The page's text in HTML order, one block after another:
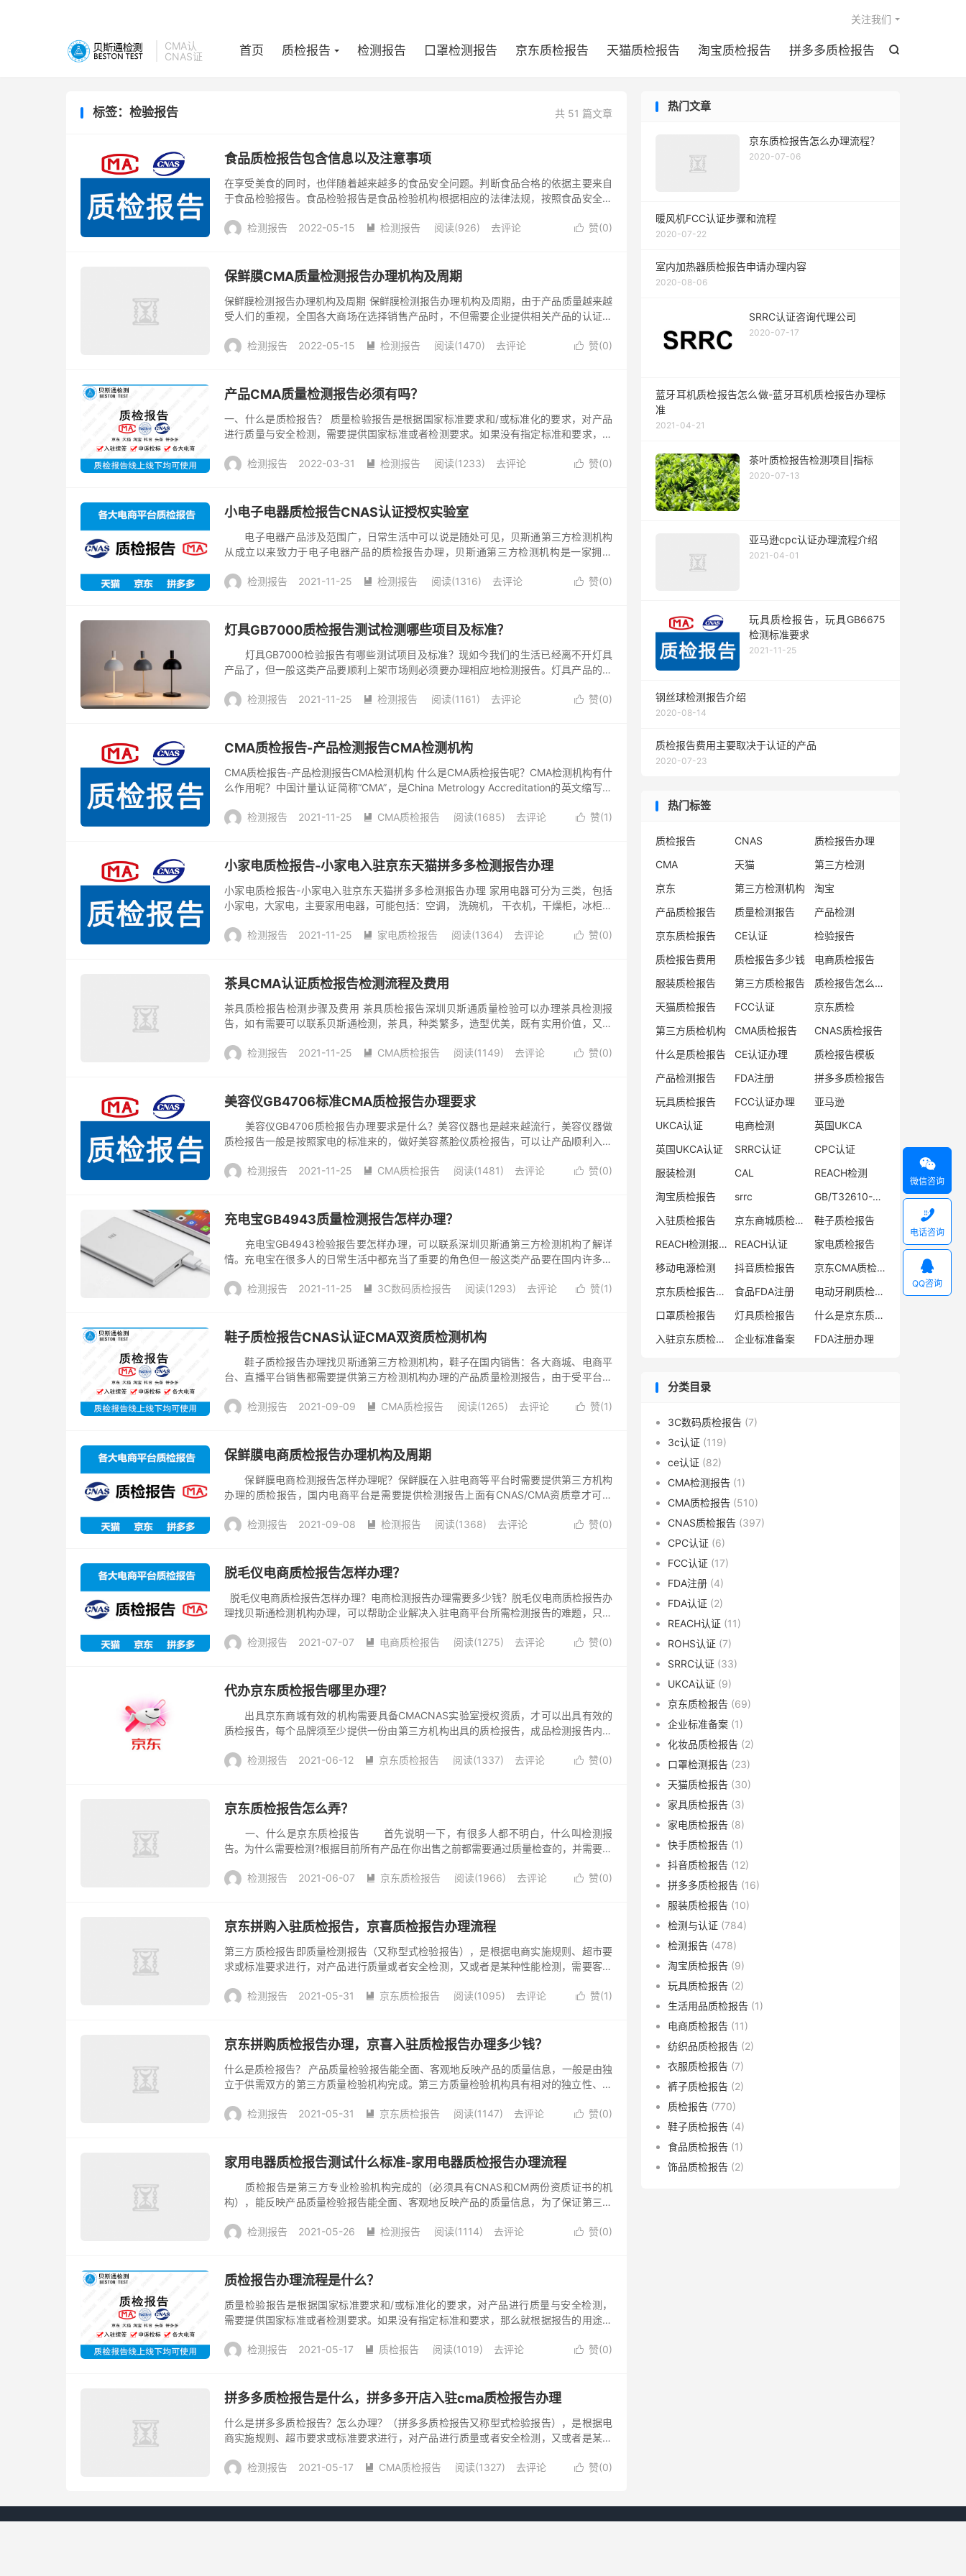
CMA认
CNAS证

首页 质检报告 检测报告 口罩检测报告 京东质检报告 天猫质检报告 淘宝质检报告 拼多多质检报告
关注我们
共 51 篇文章
标签：检验报告
食品质检报告包含信息以及注意事项
在享受美食的同时，也伴随着越来越多的食品安全问题。判断食品合格的依据主要来自
于食品检验报告。食品检验报告是食品检验机构根据相应的法律法规，按照食品安全标
构的资质水平...
 赞(0)
检测报告 2022-05-15  检测报告 阅读(926) 去评论
保鲜膜CMA质量检测报告办理机构及周期
保鲜膜检测报告办理机构及周期 保鲜膜检测报告办理机构及周期，由于产品质量越来越
受人们的重视，全国各大商场在选择销售产品时，不但需要企业提供相关产品的认证证
量检验报...
 赞(0)
检测报告 2022-05-15  检测报告 阅读(1470) 去评论
产品CMA质量检测报告必须有吗？
一、什么是质检报告？ 质量检验报告是根据国家标准要求和/或标准化的要求，对产品
进行质量与安全检测，需要提供国家标准或者检测要求。如果没有指定标准和要求，那
门、事...
 赞(0)
检测报告 2022-03-31  检测报告 阅读(1233) 去评论
小电子电器质检报告CNAS认证授权实验室
电子电器产品涉及范围广，日常生活中可以说是随处可见，贝斯通第三方检测机构
从成立以来致力于电子电器产品的质检报告办理，贝斯通第三方检测机构是一家拥有
（EMC）...
 赞(0)
检测报告 2021-11-25  检测报告 阅读(1316) 去评论
灯具GB7000质检报告测试检测哪些项目及标准？
灯具GB7000检验报告有哪些测试项目及标准？现如今我们的生活已经离不开灯具
产品了，但一般这类产品要顺利上架市场则必须要办理相应地检测报告。灯具产品的做
 赞(0)
检测报告 2021-11-25  检测报告 阅读(1161) 去评论
CMA质检报告-产品检测报告CMA检测机构
CMA质检报告-产品检测报告CMA检测机构 什么是CMA质检报告呢？CMA检测机构有什
么作用呢？中国计量认证简称“CMA”，是China Metrology Accreditation的英文缩写，
 赞(1)
检测报告 2021-11-25  CMA质检报告 阅读(1685) 去评论
小家电质检报告-小家电入驻京东天猫拼多多检测报告办理
小家电质检报告-小家电入驻京东天猫拼多多检测报告办理 家用电器可分为三类，包括
小家电，大家电，主要家用电器，可能包括：空调， 洗碗机， 干衣机，干燥柜，冰柜，
型...
 赞(0)
检测报告 2021-11-25  家电质检报告 阅读(1364) 去评论
茶具CMA认证质检报告检测流程及费用
茶具质检报告检测步骤及费用 茶具质检报告深圳贝斯通质量检验可以办理茶具检测报
告，如有需要可以联系贝斯通检测，茶具，种类繁多，造型优美，既有实用价值，又富
是饮茶习俗，...
 赞(0)
检测报告 2021-11-25  CMA质检报告 阅读(1149) 去评论
美容仪GB4706标准CMA质检报告办理要求
美容仪GB4706质检报告办理要求是什么？美容仪器也是越来越流行，美容仪器做
质检报告一般是按照家电的标准来的，做好美容蒸脸仪质检报告，可以让产品顺利入驻
来看看。...
 赞(0)
检测报告 2021-11-25  CMA质检报告 阅读(1481) 去评论
充电宝GB4943质量检测报告怎样办理？
充电宝GB4943检验报告要怎样办理，可以联系深圳贝斯通第三方检测机构了解详
情。充电宝在很多人的日常生活中都充当了重要的角色但一般这类产品要在国内许多电
以...
 赞(1)
检测报告 2021-11-25  3C数码质检报告 阅读(1293) 去评论
鞋子质检报告CNAS认证CMA双资质检测机构
鞋子质检报告办理找贝斯通第三方检测机构，鞋子在国内销售：各大商城、电商平
台、直播平台销售都需要提供第三方检测机构办理的产品质量检测报告，由于受平台对
CNAS/CMA...
 赞(1)
检测报告 2021-09-09  CMA质检报告 阅读(1265) 去评论
保鲜膜电商质检报告办理机构及周期
保鲜膜电商检测报告怎样办理呢？保鲜膜在入驻电商等平台时需要提供第三方机构
办理的质检报告，国内电商平台是需要提供检测报告上面有CNAS/CMA资质章才可以
检...
 赞(0)
检测报告 2021-09-08  检测报告 阅读(1368) 去评论
脱毛仪电商质检报告怎样办理？
脱毛仪电商质检报告怎样办理？电商检测报告办理需要多少钱？脱毛仪电商质检报告办
理找贝斯通检测机构办理，可以帮助企业解决入驻电商平台所需检测报告的难题，只需
营销的兴...
 赞(0)
检测报告 2021-07-07  电商质检报告 阅读(1275) 去评论
代办京东质检报告哪里办理？
出具京东商城有效的机构需要具备CMACNAS实验室授权资质，才可以出具有效的
质检报告，每个品牌须至少提供一份由第三方机构出具的质检报告，成品检测报告内容
IT类...
 赞(0)
检测报告 2021-06-12  京东质检报告 阅读(1337) 去评论
京东质检报告怎么弄？
一、什么是京东质检报告 首先说明一下，有很多人都不明白，什么叫检测报
告。为什么需要检测?根据目前所有产品在你出售之前都需要通过质量检查的，并需要对
质量检测得...
 赞(0)
检测报告 2021-06-07  京东质检报告 阅读(1966) 去评论
京东拼购入驻质检报告，京喜质检报告办理流程
第三方质检报告即质量检测报告（又称型式检验报告），是根据电商实施规则、超市要
求或标准要求进行，对产品进行质量或者安全检测，又或者是某种性能检测，需要客户
用途决定做什...
 赞(1)
检测报告 2021-05-31  京东质检报告 阅读(1095) 去评论
京东拼购质检报告办理，京喜入驻质检报告办理多少钱？
什么是质检报告？ 产品质量检验报告能全面、客观地反映产品的质量信息，一般是由独
立于供需双方的第三方质量检验机构完成。第三方质量检验机构具有相对的独立性、公
做的检验...
 赞(0)
检测报告 2021-05-31  京东质检报告 阅读(1147) 去评论
家用电器质检报告测试什么标准-家用电器质检报告办理流程
质检报告是第三方专业检验机构完成的（必须具有CNAS和CM两份资质证书的机
构），能反映产品质量检验报告能全面、客观地反映产品的质量信息，为了保证第三方
计量能力后...
 赞(0)
检测报告 2021-05-26  检测报告 阅读(1114) 去评论
质检报告办理流程是什么？
质量检验报告是根据国家标准要求和/或标准化的要求，对产品进行质量与安全检测，
需要提供国家标准或者检测要求。如果没有指定标准和要求，那么就根据报告的用途决
 赞(0)
检测报告 2021-05-17  质检报告 阅读(1019) 去评论
拼多多质检报告是什么，拼多多开店入驻cma质检报告办理
什么是拼多多质检报告？怎么办理？（拼多多质检报告又称型式检验报告），是根据电
商实施规则、超市要求或标准要求进行，对产品进行质量或者安全检测，又或者是某种
就根据客户做...
 赞(0)
检测报告 2021-05-17  CMA质检报告 阅读(1327) 去评论
热门文章
京东质检报告怎么办理流程？
2020-07-06
暖风机FCC认证步骤和流程
2020-07-22
室内加热器质检报告申请办理内容
2020-08-06
SRRC认证咨询代理公司
2020-07-17
蓝牙耳机质检报告怎么做-蓝牙耳机质检报告办理标
准
2021-04-21
茶叶质检报告检测项目|指标
2020-07-13
亚马逊cpc认证办理流程介绍
2021-04-01
玩具质检报告，玩具GB6675
检测标准要求
2021-11-25
钢丝球检测报告介绍
2020-08-14
质检报告费用主要取决于认证的产品
2020-07-23
热门标签
质检报告 CNAS
质检报告办理
CMA
天猫
第三方检测
京东
第三方检测机构
淘宝
产品质检报告
质量检测报告
产品检测
京东质检报告
CE认证
检验报告
质检报告费用
质检报告多少钱
电商质检报告
服装质检报告
第三方质检报告
质检报告怎么办理
天猫质检报告
FCC认证
京东质检
第三方质检机构
CMA质检报告
CNAS质检报告
什么是质检报告
CE认证办理
质检报告模板
产品检测报告
FDA注册
拼多多质检报告
玩具质检报告
FCC认证办理
亚马逊
UKCA认证
电商检测
英国UKCA
英国UKCA认证
SRRC认证
CPC认证
服装检测
CAL
REACH检测
淘宝质检报告
srrc
GB/T32610-2016
入驻质检报告
京东商城质检报告
鞋子质检报告
REACH检测报告
REACH认证
家电质检报告
移动电源检测
抖音质检报告
京东CMA质检报告
京东质检报告办理
食品FDA注册
电动牙刷质检报告
口罩质检报告
灯具质检报告
什么是京东质检报告
入驻京东质检报告
企业标准备案 FDA注册办理
分类目录
3C数码质检报告 (7)
3c认证 (119)
ce认证 (82)
CMA检测报告 (1)
CMA质检报告 (510)
CNAS质检报告 (397)
CPC认证 (6)
FCC认证 (17)
FDA注册 (4)
FDA认证 (2)
REACH认证 (11)
ROHS认证 (7)
SRRC认证 (33)
UKCA认证 (9)
京东质检报告 (69)
企业标准备案 (1)
化妆品质检报告 (2)
口罩检测报告 (23)
天猫质检报告 (30)
家具质检报告 (3)
家电质检报告 (8)
快手质检报告 (1)
抖音质检报告 (12)
拼多多质检报告 (16)
服装质检报告 (10)
检测与认证 (784)
检测报告 (478)
淘宝质检报告 (9)
玩具质检报告 (2)
生活用品质检报告 (1)
电商质检报告 (11)
纺织品质检报告 (2)
衣服质检报告 (7)
裤子质检报告 (2)
质检报告 (770)
鞋子质检报告 (4)
食品质检报告 (1)
饰品质检报告 (2)

微信咨询

电话咨询

QQ咨询